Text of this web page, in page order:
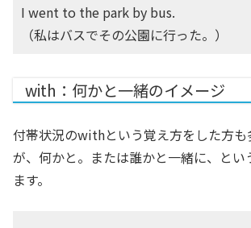
I went to the park by bus.
（私はバスでその公園に行った。）
with：何かと一緒のイメージ
付帯状況のwithという覚え方をした方も
が、何かと。または誰かと一緒に、とい
ます。